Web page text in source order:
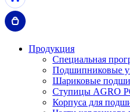
Продукция
Специальная
Подшипниковые
Шариковые
Ступицы AGRO
Корпуса для